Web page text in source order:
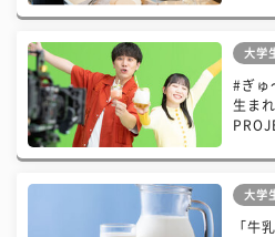
大学
#ぎゅ
生ま
大学
「牛